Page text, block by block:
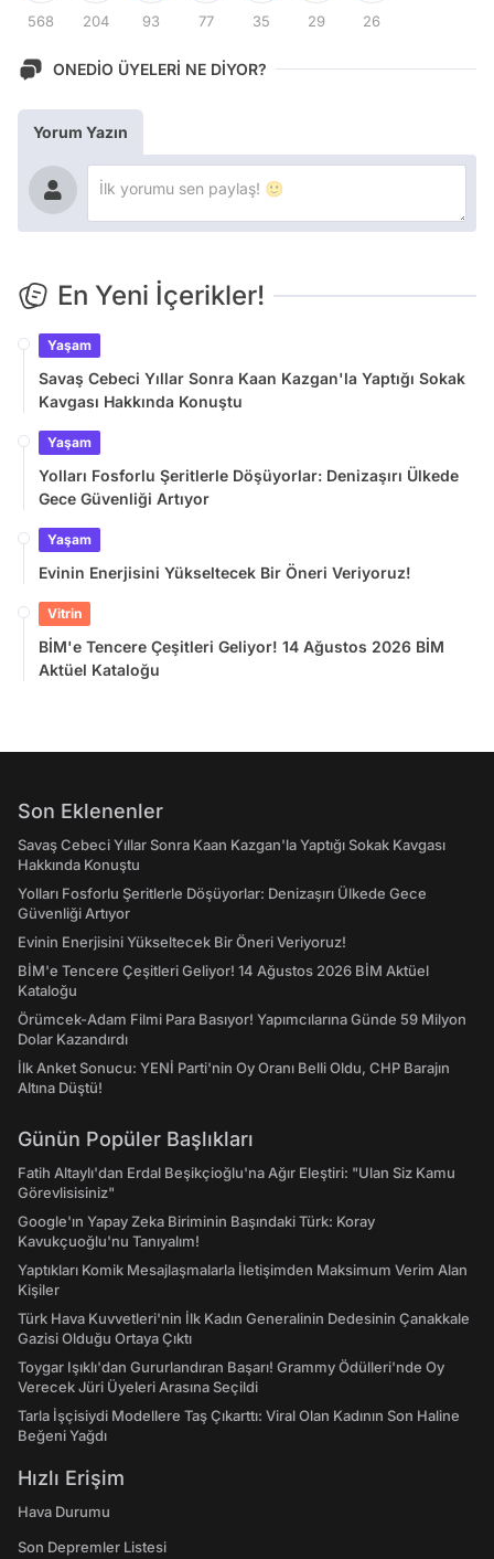
568 204 93 77 35 29 26
ONEDİO ÜYELERİ NE DİYOR?
Yorum Yazın
En Yeni İçerikler!
Yaşam
Savaş Cebeci Yıllar Sonra Kaan Kazgan'la Yaptığı Sokak
Kavgası Hakkında Konuştu
Yaşam
Yolları Fosforlu Şeritlerle Döşüyorlar: Denizaşırı Ülkede
Gece Güvenliği Artıyor
Yaşam
Evinin Enerjisini Yükseltecek Bir Öneri Veriyoruz!
Vitrin
BİM'e Tencere Çeşitleri Geliyor! 14 Ağustos 2026 BİM
Aktüel Kataloğu
Son Eklenenler
Savaş Cebeci Yıllar Sonra Kaan Kazgan'la Yaptığı Sokak Kavgası
Hakkında Konuştu
Yolları Fosforlu Şeritlerle Döşüyorlar: Denizaşırı Ülkede Gece
Güvenliği Artıyor
Evinin Enerjisini Yükseltecek Bir Öneri Veriyoruz!
BİM'e Tencere Çeşitleri Geliyor! 14 Ağustos 2026 BİM Aktüel
Kataloğu
Örümcek-Adam Filmi Para Basıyor! Yapımcılarına Günde 59 Milyon
Dolar Kazandırdı
İlk Anket Sonucu: YENİ Parti'nin Oy Oranı Belli Oldu, CHP Barajın
Altına Düştü!
Günün Popüler Başlıkları
Fatih Altaylı'dan Erdal Beşikçioğlu'na Ağır Eleştiri: "Ulan Siz Kamu
Görevlisisiniz"
Google'ın Yapay Zeka Biriminin Başındaki Türk: Koray
Kavukçuoğlu'nu Tanıyalım!
Yaptıkları Komik Mesajlaşmalarla İletişimden Maksimum Verim Alan
Kişiler
Türk Hava Kuvvetleri'nin İlk Kadın Generalinin Dedesinin Çanakkale
Gazisi Olduğu Ortaya Çıktı
Toygar Işıklı'dan Gururlandıran Başarı! Grammy Ödülleri'nde Oy
Verecek Jüri Üyeleri Arasına Seçildi
Tarla İşçisiydi Modellere Taş Çıkarttı: Viral Olan Kadının Son Haline
Beğeni Yağdı
Hızlı Erişim
Hava Durumu
Son Depremler Listesi